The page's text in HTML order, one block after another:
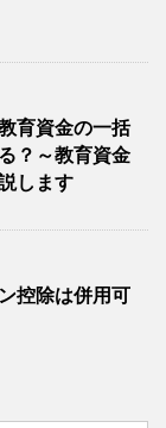
育資金の一括
？～教育資金
します
控除は併用可